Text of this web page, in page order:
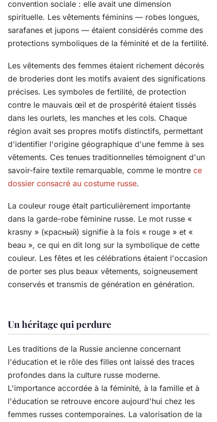
convention sociale : elle avait une dimension
spirituelle. Les vêtements féminins — robes longues,
sarafanes et jupons — étaient considérés comme des
protections symboliques de la féminité et de la fertilité.
Les vêtements des femmes étaient richement décorés
de broderies dont les motifs avaient des significations
précises. Les symboles de fertilité, de protection
contre le mauvais œil et de prospérité étaient tissés
dans les ourlets, les manches et les cols. Chaque
région avait ses propres motifs distinctifs, permettant
d'identifier l'origine géographique d'une femme à ses
vêtements. Ces tenues traditionnelles témoignent d'un
savoir-faire textile remarquable, comme le montre ce
dossier consacré au costume russe.
La couleur rouge était particulièrement importante
dans la garde-robe féminine russe. Le mot russe «
krasny » (красный) signifie à la fois « rouge » et «
beau », ce qui en dit long sur la symbolique de cette
couleur. Les fêtes et les célébrations étaient l'occasion
de porter ses plus beaux vêtements, soigneusement
conservés et transmis de génération en génération.
Un héritage qui perdure
Les traditions de la Russie ancienne concernant
l'éducation et le rôle des filles ont laissé des traces
profondes dans la culture russe moderne.
L'importance accordée à la féminité, à la famille et à
l'éducation se retrouve encore aujourd'hui chez les
femmes russes contemporaines. La valorisation de la